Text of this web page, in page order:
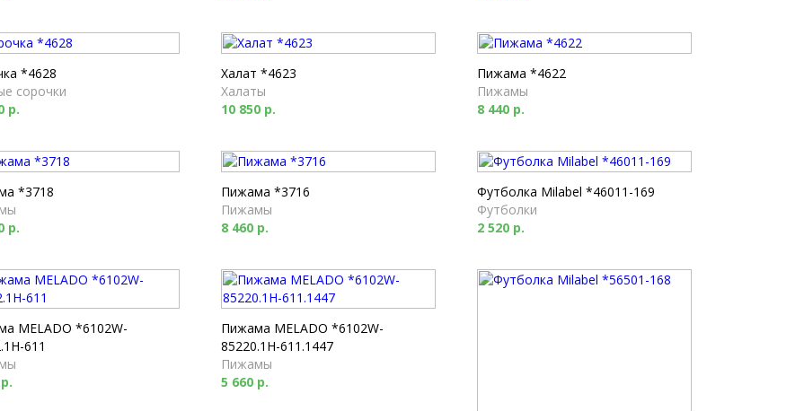
*4628
сорочки
р.
Халат *4623
Халаты
10 850 р.
Пижама *4622
Пижамы
8 440 р.
*3718
р.
Пижама *3716
Пижамы
8 460 р.
Футболка Milabel *46011-169
Футболки
2 520 р.
MELADO *6102W-
611
Пижама MELADO *6102W-
85220.1H-611.1447
Пижамы
5 660 р.